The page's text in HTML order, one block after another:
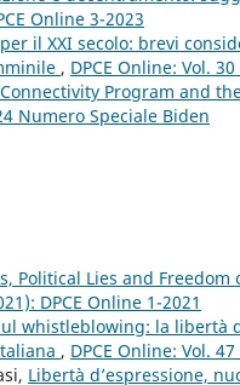
Online 3-2023
il XXI secolo: brevi
, DPCE Online: Vol.
Program and
Numero Speciale Biden
Political Lies and
DPCE Online 1-2021
whistleblowing: la
, DPCE Online: Vol.
Libertà d’espressione,